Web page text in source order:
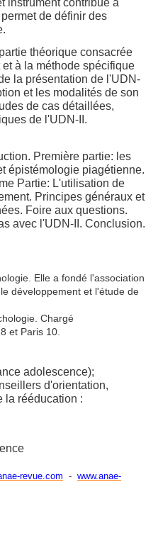
instrument contribue à
de définir des
théorique consacrée
à la méthode spécifique
la présentation de l'UDN-
et les modalités de son
de cas détaillées,
de l'UDN-II.
Première partie: les
épistémologie piagétienne.
Partie: L'utilisation de
Principes généraux et
Foire aux questions.
avec l'UDN-II. Conclusion.
Elle a fondé l'association
développement et l'étude de
Chargé
et Paris 10.
adolescence);
d'orientation,
la rééducation :
revue.com - www.anae-